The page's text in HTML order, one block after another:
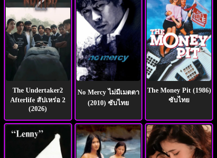
The Undertaker2
Afterlife สัปเหร่อ 2
(2026)
No Mercy ไม่มีเมตตา
(2010) ซับไทย
The Money Pit (1986)
ซับไทย